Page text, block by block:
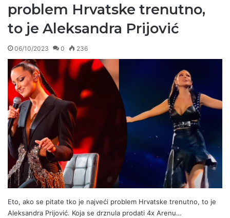
problem Hrvatske trenutno,
to je Aleksandra Prijović
06/10/2023 0 236
Eto, ako se pitate tko je najveći problem Hrvatske trenutno, to je
Aleksandra Prijović. Koja se drznula prodati 4x Arenu…